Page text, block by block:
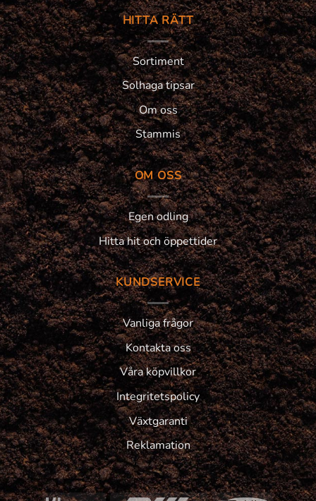
HITTA RÄTT
Sortiment
Solhaga tipsar
Om oss
Stammis
OM OSS
Egen odling
Hitta hit och öppettider
KUNDSERVICE
Vanliga frågor
Kontakta oss
Våra köpvillkor
Integritetspolicy
Växtgaranti
Reklamation